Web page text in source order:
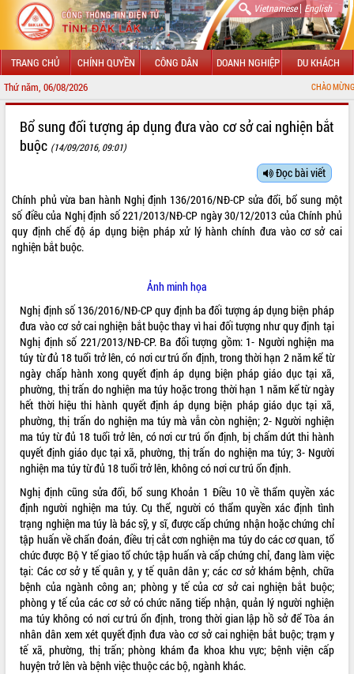
Vietnamese| English
TRANG CHỦ CHÍNH QUYỀN CÔNG DÂN DOANH NGHIỆP DU KHÁCH
Thứ năm, 06/08/2026 CHÀO MỪNG ĐẾN VỚI
LÃNH ĐẠO UBND TỈNH
SỞ, BAN, NGÀNH
UBND CÁC XÃ, PHƯỜNG
HỆ THỐNG VĂN BẢN
VĂN BẢN HĐND TỈNH
ĐIỂM TIN VĂN BẢN
QUY HOẠCH - KẾ HOẠCH
Bổ sung đối tượng áp dụng đưa vào cơ sở cai nghiện bắt
buộc (14/09/2016, 09:01)
Đọc bài viết
Chính phủ vừa ban hành Nghị định 136/2016/NĐ-CP sửa đổi, bổ sung một
số điều của Nghị định số221/2013/NĐ-CP ngày 30/12/2013 của Chính phủ
quy định chế độ áp dụng biện pháp xử lý hành chính đưa vào cơ sở cai
nghiện bắt buộc.
Ảnh minh họa
Nghị định số 136/2016/NĐ-CP quy định ba đối tượng áp dụng biện pháp
đưa vào cơ sở cai nghiện bắt buộc thay vì hai đối tượng như quy định tại
Nghị định số 221/2013/NĐ-CP. Ba đối tượng gồm: 1- Người nghiện ma
túy từ đủ 18 tuổi trở lên, có nơi cư trú ổn định, trong thời hạn 2 năm kể từ
ngày chấp hành xong quyết định áp dụng biện pháp giáo dục tại xã,
phường, thị trấn do nghiện ma túy hoặc trong thời hạn 1 năm kể từ ngày
hết thời hiệu thi hành quyết định áp dụng biện pháp giáo dục tại xã,
phường, thị trấn do nghiện ma túy mà vẫn còn nghiện; 2- Người nghiện
ma túy từ đủ 18 tuổi trở lên, có nơi cư trú ổn định, bị chấm dứt thi hành
quyết định giáo dục tại xã, phường, thị trấn do nghiện ma túy; 3- Người
nghiện ma túy từ đủ 18 tuổi trở lên, không có nơi cư trú ổn định.
Nghị định cũng sửa đổi, bổ sung Khoản 1 Điều 10 về thẩm quyền xác
định người nghiện ma túy. Cụ thể, người có thẩm quyền xác định tình
trạng nghiện ma túy là bác sỹ, y sĩ, được cấp chứng nhận hoặc chứng chỉ
tập huấn về chẩn đoán, điều trị cắt cơn nghiện ma túy do các cơ quan, tổ
chức được Bộ Y tế giao tổ chức tập huấn và cấp chứng chỉ, đang làm việc
tại: Các cơ sở y tế quân y, y tế quân dân y; các cơ sở khám bệnh, chữa
bệnh của ngành công an; phòng y tế của cơ sở cai nghiện bắt buộc;
phòng y tế của các cơ sở có chức năng tiếp nhận, quản lý người nghiện
ma túy không có nơi cư trú ổn định, trong thời gian lập hồ sở để Tòa án
nhân dân xem xét quyết định đưa vào cơ sở cai nghiện bắt buộc; trạm y
tế xã, phường, thị trấn; phòng khám đa khoa khu vực; bệnh viện cấp
huyện trở lên và bệnh việc thuộc các bộ, ngành khác.